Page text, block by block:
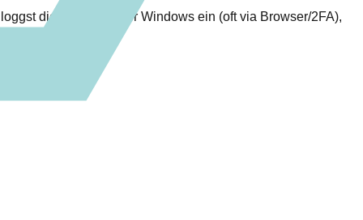
dich einmal unter Windows ein (oft via Browser/2FA),